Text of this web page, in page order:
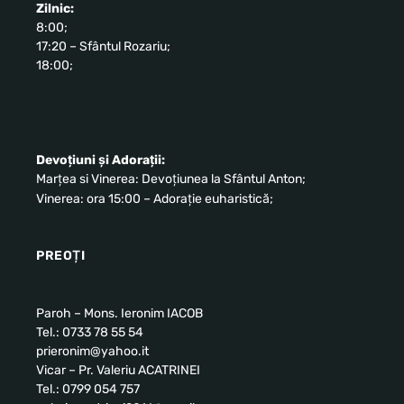
Zilnic:
8:00;
17:20 – Sfântul Rozariu;
18:00;
Devoțiuni și Adorații:
Marțea si Vinerea: Devoțiunea la Sfântul Anton;
Vinerea: ora 15:00 – Adorație euharistică;
PREOȚI
Paroh – Mons. Ieronim IACOB
Tel.: 0733 78 55 54
prieronim@yahoo.it
Vicar – Pr. Valeriu ACATRINEI
Tel.: 0799 054 757